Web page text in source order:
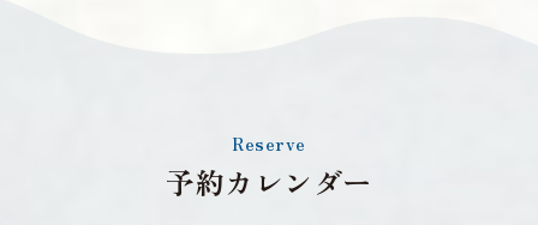
Reserve
予約カレンダー